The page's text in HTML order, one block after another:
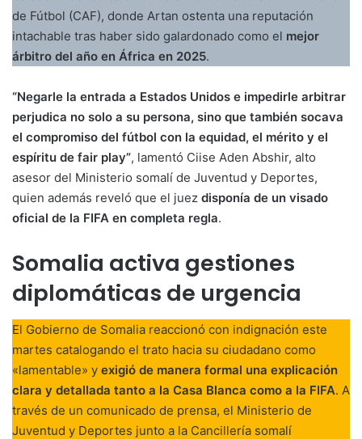
de Fútbol (CAF), donde Artan ostenta una reputación
intachable tras haber sido galardonado como el mejor
árbitro del año en África en 2025.
“Negarle la entrada a Estados Unidos e impedirle arbitrar
perjudica no solo a su persona, sino que también socava
el compromiso del fútbol con la equidad, el mérito y el
espíritu de fair play”, lamentó Ciise Aden Abshir, alto
asesor del Ministerio somalí de Juventud y Deportes,
quien además reveló que el juez disponía de un visado
oficial de la FIFA en completa regla.
Somalia activa gestiones
diplomáticas de urgencia
El Gobierno de Somalia reaccionó con indignación este
martes catalogando el trato hacia su ciudadano como
«lamentable» y exigió de manera formal una explicación
clara y detallada tanto a la Casa Blanca como a la FIFA. A
través de un comunicado de prensa, el Ministerio de
Juventud y Deportes junto a la Cancillería somalí